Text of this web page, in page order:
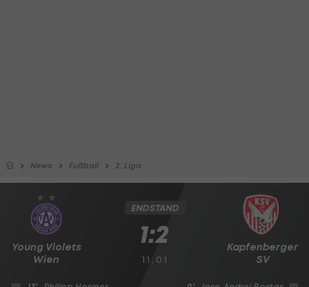
News Fußball 2. Liga
Young Violets
Wien
Kapfenberger
SV
ENDSTAND
1:2
1:1 , 0:1